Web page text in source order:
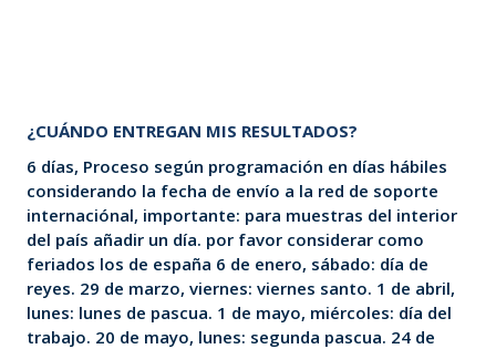
¿CUÁNDO ENTREGAN MIS RESULTADOS?
6 días, Proceso según programación en días hábiles
considerando la fecha de envío a la red de soporte
internaciónal, importante: para muestras del interior
del país añadir un día. por favor considerar como
feriados los de españa 6 de enero, sábado: día de
reyes. 29 de marzo, viernes: viernes santo. 1 de abril,
lunes: lunes de pascua. 1 de mayo, miércoles: día del
trabajo. 20 de mayo, lunes: segunda pascua. 24 de